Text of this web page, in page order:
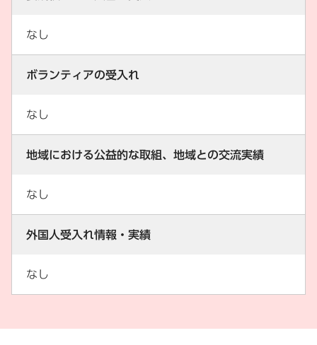
なし
ボランティアの受入れ
なし
地域における公益的な取組、地域との交流実績
なし
外国人受入れ情報・実績
なし